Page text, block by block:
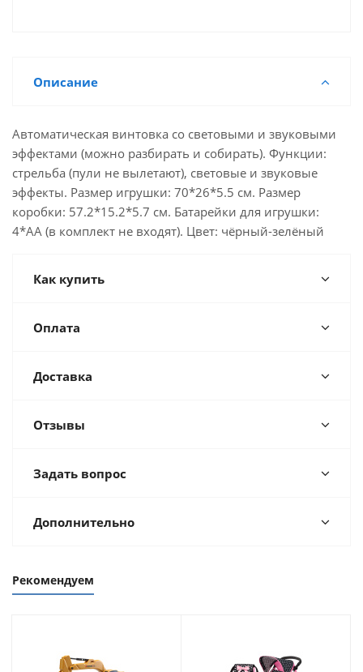
Описание
Автоматическая винтовка со световыми и звуковыми
эффектами (можно разбирать и собирать). Функции:
стрельба (пули не вылетают), световые и звуковые
эффекты. Размер игрушки: 70*26*5.5 см. Размер
коробки: 57.2*15.2*5.7 см. Батарейки для игрушки:
4*АА (в комплект не входят). Цвет: чёрный-зелёный
Как купить
Оплата
Доставка
Отзывы
Задать вопрос
Дополнительно
Рекомендуем